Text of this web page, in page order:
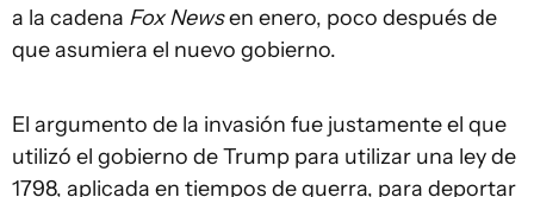
a la cadena Fox Newsen enero, poco después de
que asumiera el nuevo gobierno.
El argumento de la invasión fue justamente el que
utilizó el gobierno de Trump para utilizar una ley de
1798, aplicada en tiempos de guerra, para deportar